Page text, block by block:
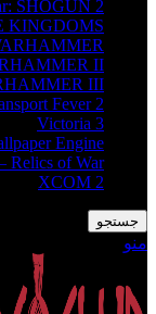
SHOGUN 2
KINGDOMS
II
III
Fever 2
Victoria 3
Engine
Relics of War
XCOM 2
جستجو
منو